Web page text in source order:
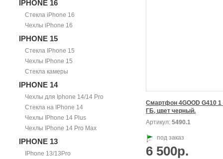
IPHONE 16
Стекла iPhone 16
Чехлы iPhone 16
IPHONE 15
Стекла IPhone 15
Чехлы IPhone 15
Стекла камеры
IPHONE 14
Чехлы для Iphone 14/14 Pro
Стекла на IPhone 14
Чехлы IPhone 14 Plus
Чехлы IPhone 14 Pro Max
IPHONE 13
IPhone 13/13Pro
Смартфон 4GOOD G410 1
ГБ, цвет черный.
Артикул: 5490.1
под заказ
6 500р.